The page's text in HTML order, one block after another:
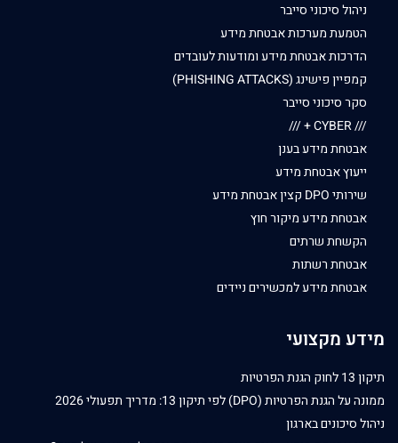
ניהול סיכוני סייבר
הטמעת מערכות אבטחת מידע
הדרכות אבטחת מידע ומודעות לעובדים
קמפיין פישינג (PHISHING ATTACKS)
סקר סיכוני סייבר
/// CYBER + ///
אבטחת מידע בענן
ייעוץ אבטחת מידע
שירותי DPO קצין אבטחת מידע
אבטחת מידע מיקור חוץ
הקשחת שרתים
אבטחת רשתות
אבטחת מידע למכשירים ניידים
מידע מקצועי
תיקון 13 לחוק הגנת הפרטיות
ממונה על הגנת הפרטיות (DPO) לפי תיקון 13: מדריך תפעולי 2026
ניהול סיכונים בארגון